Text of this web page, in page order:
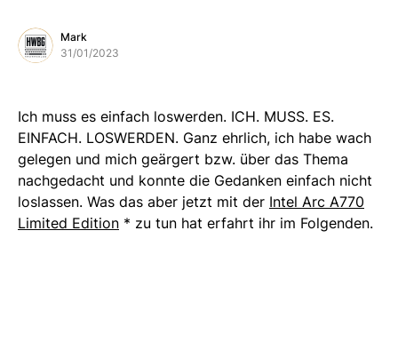
Mark
31/01/2023
Ich muss es einfach loswerden. ICH. MUSS. ES.
EINFACH. LOSWERDEN. Ganz ehrlich, ich habe wach
gelegen und mich geärgert bzw. über das Thema
nachgedacht und konnte die Gedanken einfach nicht
loslassen. Was das aber jetzt mit der Intel Arc A770
Limited Edition * zu tun hat erfahrt ihr im Folgenden.